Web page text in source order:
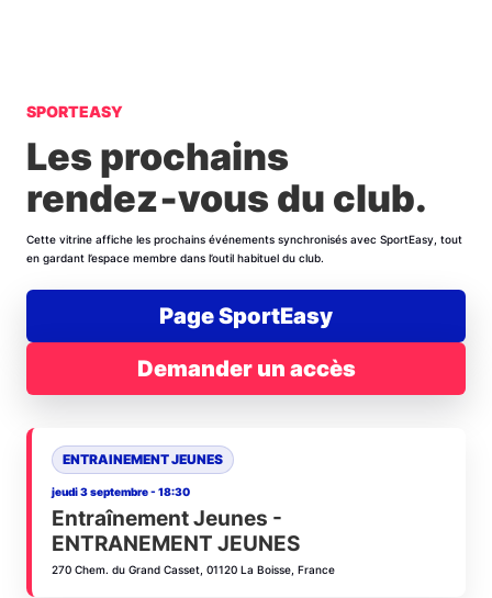
SPORTEASY
Les prochains
rendez‑vous du club.
Cette vitrine affiche les prochains événements synchronisés avec SportEasy, tout
en gardant l’espace membre dans l’outil habituel du club.
Page SportEasy
Demander un accès
ENTRAINEMENT JEUNES
jeudi 3 septembre - 18:30
Entraînement Jeunes -
ENTRANEMENT JEUNES
270 Chem. du Grand Casset, 01120 La Boisse, France